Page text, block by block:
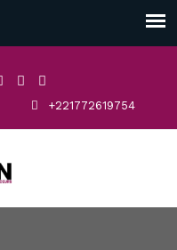
+221772619754